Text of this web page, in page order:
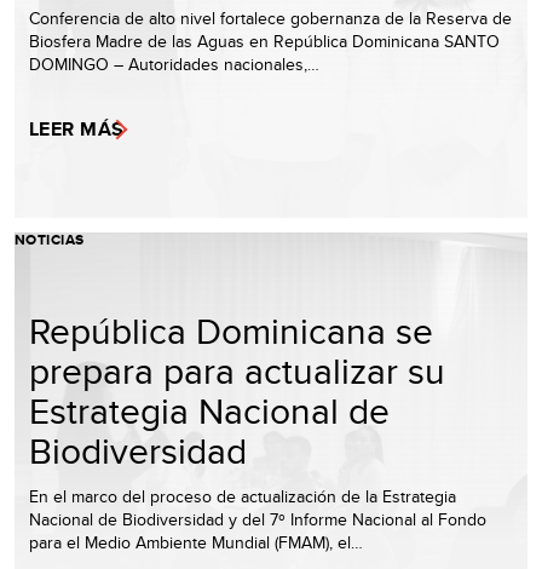
Conferencia de alto nivel fortalece gobernanza de la Reserva de
Biosfera Madre de las Aguas en República Dominicana SANTO
DOMINGO – Autoridades nacionales,…
LEER MÁS
NOTICIAS
República Dominicana se
prepara para actualizar su
Estrategia Nacional de
Biodiversidad
En el marco del proceso de actualización de la Estrategia
Nacional de Biodiversidad y del 7º Informe Nacional al Fondo
para el Medio Ambiente Mundial (FMAM), el…